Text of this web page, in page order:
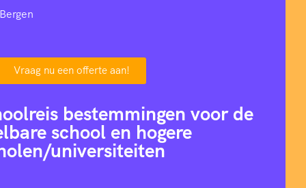
Vraag nu een offerte aan!
bestemmingen voor de
school en hogere
universiteiten